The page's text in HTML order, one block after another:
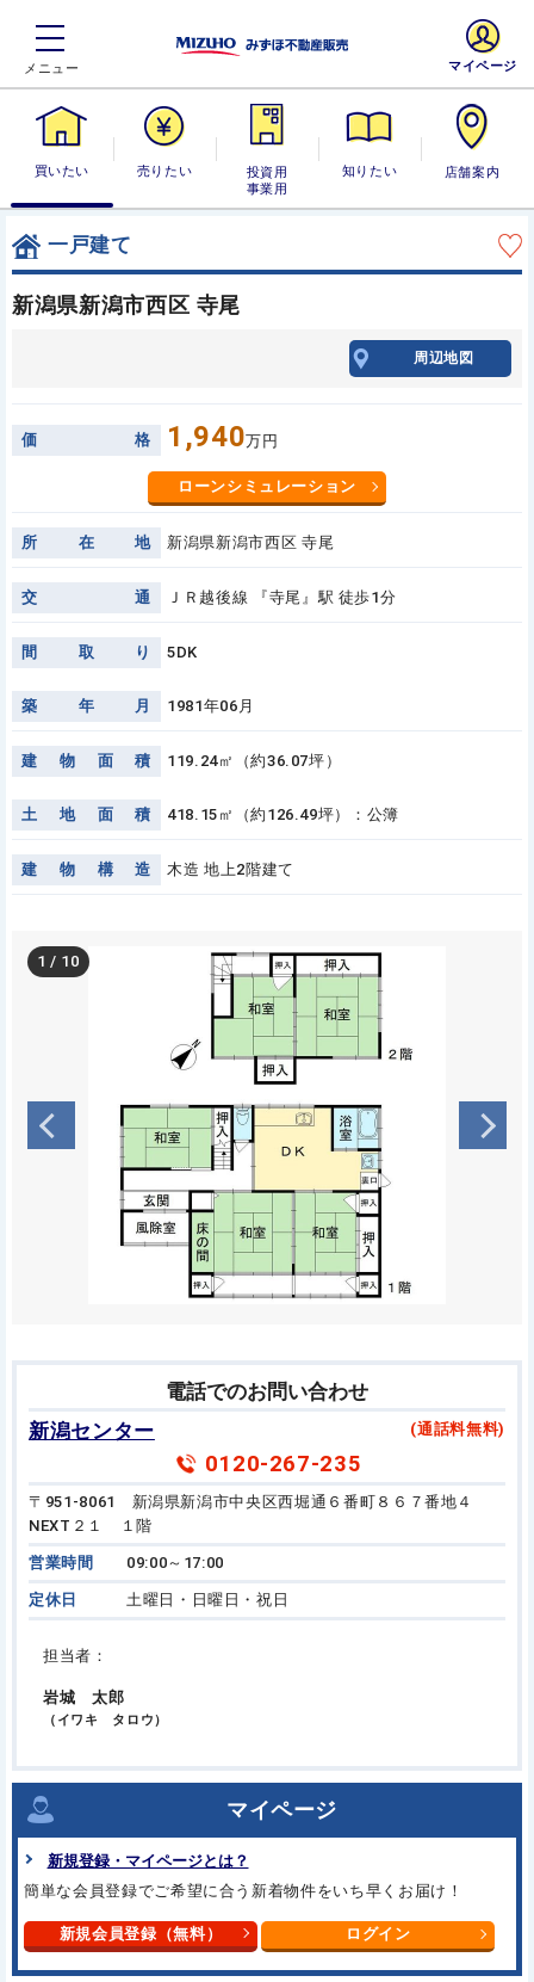
買いたい 売りたい
投資用・事業
用
知りたい 店舗案内
マイページ
一戸建て
新潟県新潟市西区 寺尾
周辺地図
価 格 1,940万円
ローンシミュレーション
所 在 地 新潟県新潟市西区 寺尾
交 通 ＪＲ越後線 『寺尾』駅 徒歩1分
間 取 り 5DK
築 年 月 1981年06月
建 物 面 積 119.24㎡（約36.07坪）
土 地 面 積 418.15㎡（約126.49坪）：公簿
建 物 構 造 木造 地上2階建て
1 / 10
電話でのお問い合わせ
新潟センター
(通話料無料)
0120-267-235
〒951-8061 新潟県新潟市中央区西堀通６番町８６７番地４
NEXT２１ １階
営業時間 09:00～17:00
定休日 土曜日・日曜日・祝日
担当者：
岩城 太郎
（イワキ タロウ）
マイページ
新規登録・マイページとは？
簡単な会員登録でご希望に合う 新着物件をいち早くお届け！
新規会員登録（無料） ログイン